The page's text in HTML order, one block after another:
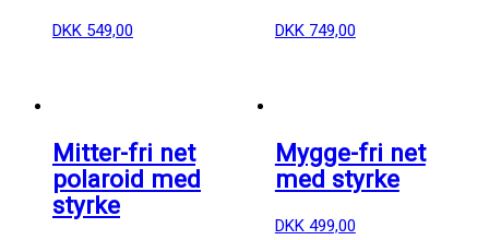
DKK 549,00 DKK749,00
Mitter-fri net
polaroid med
styrke
Mygge-fri net
med styrke
DKK499,00